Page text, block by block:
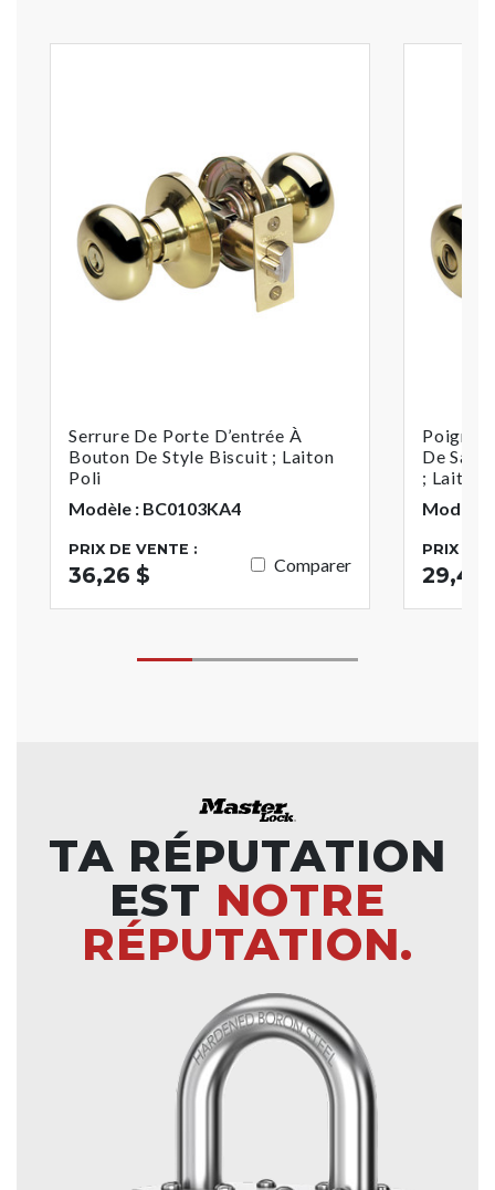
Serrure De Porte D’entrée À
Bouton De Style Biscuit ; Laiton
Poli
Modèle : BC0103KA4
PRIX DE VENTE :
36,26 $ Comparer
De
; Laiton
Modèle
PRIX DE
29,48
TA RÉPUTATION
EST NOTRE
RÉPUTATION.